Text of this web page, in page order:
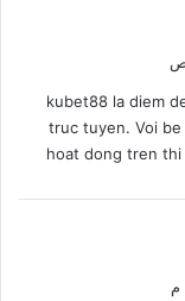
kubet88 la diem
truc tuyen. Voi be
hoat dong tren